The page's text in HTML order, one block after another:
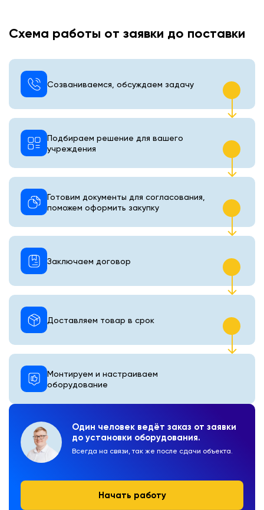
Схема работы от заявки до поставки
Один человек ведёт заказ от заявки
до установки оборудования.
Всегда на связи, так же после сдачи объекта.
Начать работу
Созваниваемся, обсуждаем задачу
Подбираем решение для вашего
учреждения
Готовим документы для согласования,
поможем оформить закупку
Монтируем и настраиваем
оборудование
Доставляем товар в срок
Заключаем договор